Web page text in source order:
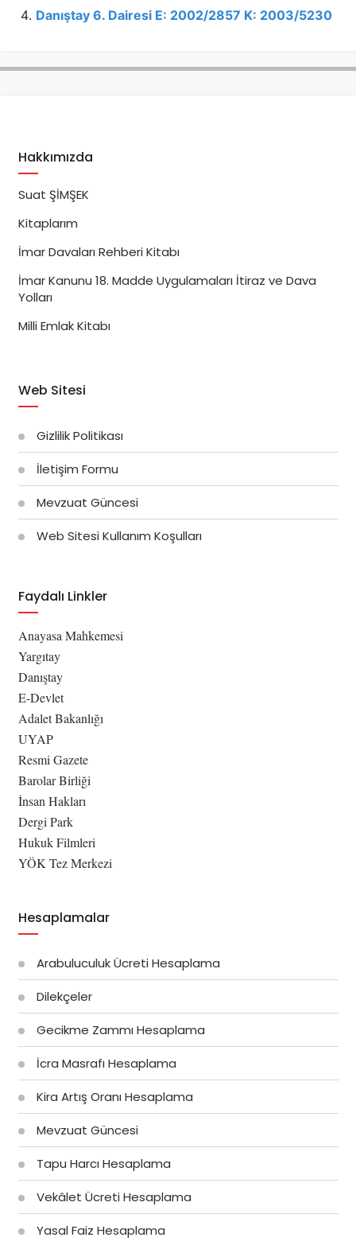
Danıştay 6. Dairesi E: 2002/2857 K: 2003/5230
Hakkımızda
Suat ŞİMŞEK
Kitaplarım
İmar Davaları Rehberi Kitabı
İmar Kanunu 18. Madde Uygulamaları İtiraz ve Dava
Yolları
Milli Emlak Kitabı
Web Sitesi
Gizlilik Politikası
İletişim Formu
Mevzuat Güncesi
Web Sitesi Kullanım Koşulları
Faydalı Linkler
Anayasa Mahkemesi
Yargıtay
Danıştay
E-Devlet
Adalet Bakanlığı
UYAP
Resmi Gazete
Barolar Birliği
İnsan Hakları
Dergi Park
Hukuk Filmleri
YÖK Tez Merkezi
Hesaplamalar
Arabuluculuk Ücreti Hesaplama
Dilekçeler
Gecikme Zammı Hesaplama
İcra Masrafı Hesaplama
Kira Artış Oranı Hesaplama
Mevzuat Güncesi
Tapu Harcı Hesaplama
Vekâlet Ücreti Hesaplama
Yasal Faiz Hesaplama